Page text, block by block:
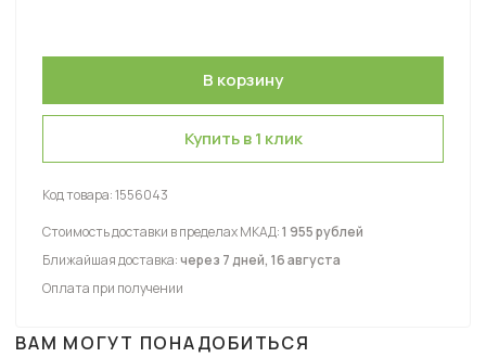
Купить в 1 клик
Код товара:1556043
Стоимость доставки в пределах МКАД:1 955 рублей
Ближайшая доставка:через 7 дней, 16 августа
Оплата при получении
ВАМ МОГУТ ПОНАДОБИТЬСЯ